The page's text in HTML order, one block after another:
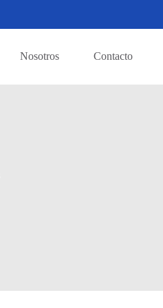
Nosotros Contacto